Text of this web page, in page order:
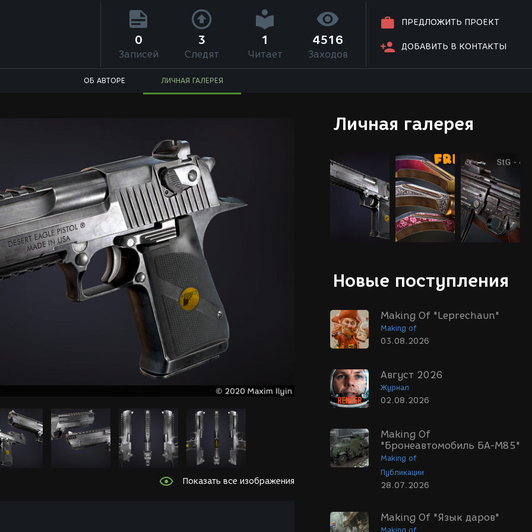
ПРЕДЛОЖИТЬ ПРОЕКТ
ДОБАВИТЬ В КОНТАКТЫ
0
Записей
3
Следят
1
Читает
4516
Заходов
ОБ АВТОРЕ ЛИЧНАЯ ГАЛЕРЕЯ
Личная галерея
Новые поступления
Making Of "Leprechaun"
Making of
03.08.2026
Август 2026
Журнал
02.08.2026
Making Of
"Бронеавтомобиль БА-М85"
Making of
Публикации
28.07.2026
Making Of "Язык даров"
Making of
Показать все изображения